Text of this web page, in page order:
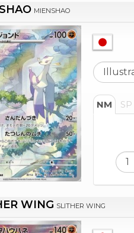
MIENSHAO
NM SP
WING SLITHER WING